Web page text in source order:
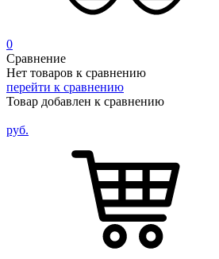
0
Сравнение
Нет товаров к сравнению
перейти к сравнению
Товар добавлен к сравнению
руб.